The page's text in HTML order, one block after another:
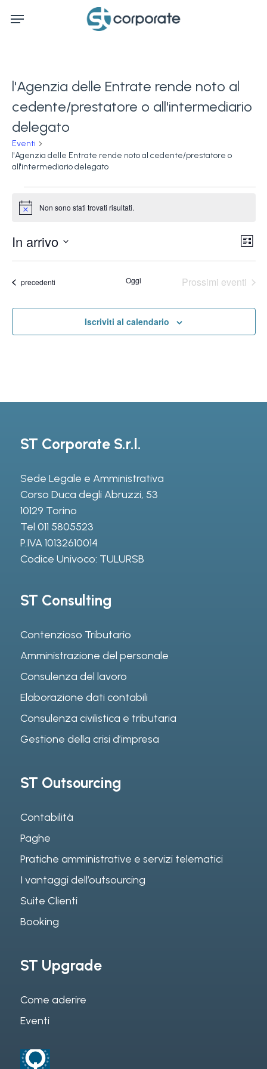
Menu
l'Agenzia delle Entrate rende noto al
cedente/prestatore o all'intermediario
delegato
Eventi
l'Agenzia delle Entrate rende noto al cedente/prestatore o
all'intermediario delegato
Eventi
Notice Non sono stati trovati risultati.
Lista
In arrivo
Seleziona
data.
Eventi
precedenti Oggi Prossimi eventi
Iscriviti al calendario
ST Corporate S.r.l.
Sede Legale e Amministrativa
Corso Duca degli Abruzzi, 53
10129 Torino
Tel 011 5805523
P.IVA 10132610014
Codice Univoco: TULURSB
ST Consulting
Contenzioso Tributario
Amministrazione del personale
Consulenza del lavoro
Elaborazione dati contabili
Consulenza civilistica e tributaria
Gestione della crisi d’impresa
ST Outsourcing
Contabilità
Paghe
Pratiche amministrative e servizi telematici
I vantaggi dell’outsourcing
Suite Clienti
Booking
ST Upgrade
Come aderire
Eventi